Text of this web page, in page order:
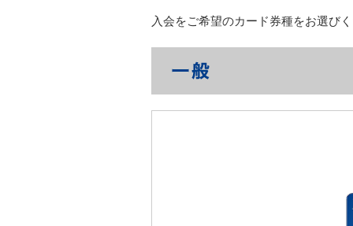
入会をご希望のカード券種をお選び